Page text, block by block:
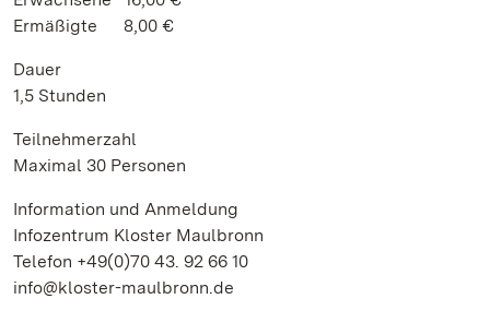
Ermäßigte 8,00 €
Dauer
1,5 Stunden
Teilnehmerzahl
Maximal 30 Personen
Information und Anmeldung
Infozentrum Kloster Maulbronn
Telefon +49(0)70 43. 92 66 10
info@kloster-maulbronn.de